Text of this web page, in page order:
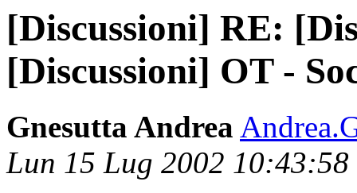
[Discussioni] RE:
[Discussioni] OT -
Gnesutta Andrea
Lun 15 Lug 2002 10:43:58